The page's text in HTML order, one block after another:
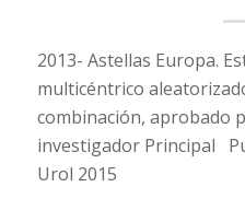
2013- Astellas Europa.
multicéntrico
combinación, aprobado
investigador Principal
Urol 2015